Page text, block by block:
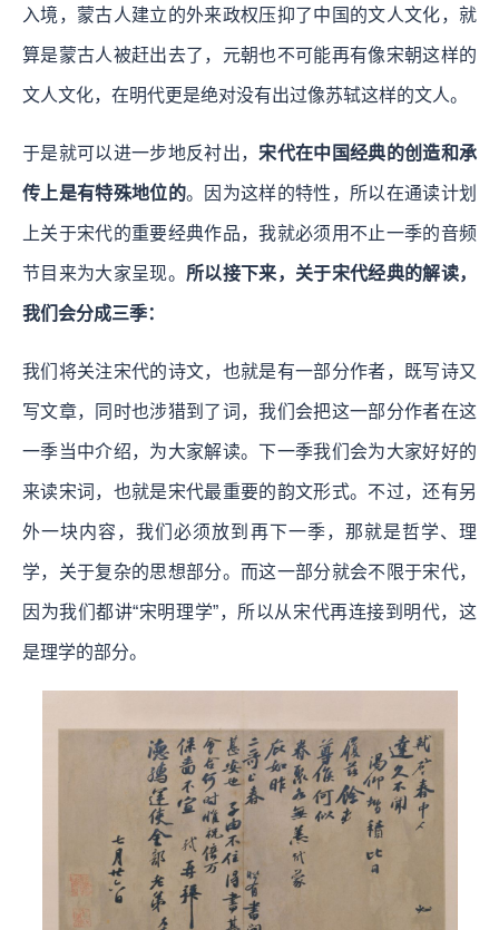
入境，蒙古人建立的外来政权压抑了中国的文人文化，就
算是蒙古人被赶出去了，元朝也不可能再有像宋朝这样的
文人文化，在明代更是绝对没有出过像苏轼这样的文人。
于是就可以进一步地反衬出， 宋代在中国经典的创造和承
传上是有特殊地位的。因为这样的特性，所以在通读计划
上关于宋代的重要经典作品，我就必须用不止一季的音频
节目来为大家呈现。 所以接下来，关于宋代经典的解读，
我们会分成三季：
我们将关注宋代的诗文，也就是有一部分作者，既写诗又
写文章，同时也涉猎到了词，我们会把这一部分作者在这
一季当中介绍，为大家解读。下一季我们会为大家好好的
来读宋词，也就是宋代最重要的韵文形式。不过，还有另
外一块内容，我们必须放到再下一季，那就是哲学、理
学，关于复杂的思想部分。而这一部分就会不限于宋代，
因为我们都讲“宋明理学”，所以从宋代再连接到明代，这
是理学的部分。